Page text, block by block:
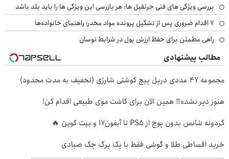
بررسی ویژگی های فنی جرثقیل ها: هر بازرسی این ویژگی ها را باید بلد باشد
۷ اقدام ضروری پس از تشکیل پرونده مواد مخدر؛ راهنمای خانواده‌ها
راهی مطمئن برای حفظ ارزش پول در شرایط نوسان
مطالب پیشنهادی
مجموعه 47 عددی دریل پیچ گوشتی شارژی (تخفیف به مدت محدود)
هنوز دیر نشده‼️ همین الان برای کاشت موی طبیعی اقدام کن!
گردونه شانس بدون پوچ از PS5 تا آیفون17 و بیت کوین 🔥
خرید اقساطی طلا و گوشی فقط با یک برگ چک صیادی